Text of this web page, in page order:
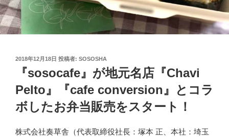
投
2018年12月18日 投稿者: SOSOSHA
『sosocafe』が地元名店『Chavi
Pelto』『cafe conversion』とコラ
ボしたお弁当販売をスタート！
株式会社奏草舎（代表取締役社長：塚本 正、本社：埼玉